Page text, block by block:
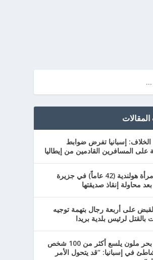
إسبانيا تفرض ضوابط
على المسافرين القادمين من إيطاليا
غرق امرأة هولندية (42 عاماً) في جزيرة
محاولة إنقاذ صديقتها
على أربعة رجال بتهمة توجيه
بالقتل لرئيس بلدية بريدا
قنديل بحر ملون يلسع أكثر من 100 شخص
في إسبانيا: “قد يتحول الأمر